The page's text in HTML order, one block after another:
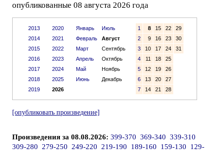
опубликованные 08 августа 2026 года
2013
2014
2015
2016
2017
2018
2019
2020
2021
2022
2023
2024
2025
2026
Январь
Июль
Февраль
Август
Март
Сентябрь
Апрель
Октябрь
Май
Ноябрь
Июнь
Декабрь
1 8 15 22
29
2
9 16 23
30
3
10 17 24
31
4
11 18
25
5
12 19
26
6
13 20
27
7
14 21 28
[опубликовать произведение]
Произведения за 08.08.2026: 399-370 369-340 339-310
309-280
279-250 249-220 219-190 189-160 159-130
129-